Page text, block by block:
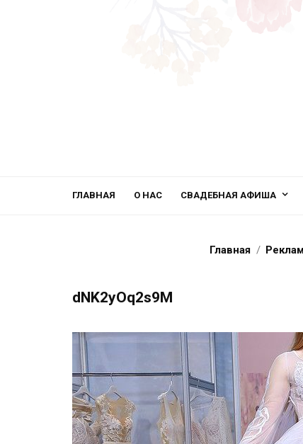
ГЛАВНАЯ О НАС СВАДЕБНАЯ АФИША
Главная
dNK2yOq2s9M